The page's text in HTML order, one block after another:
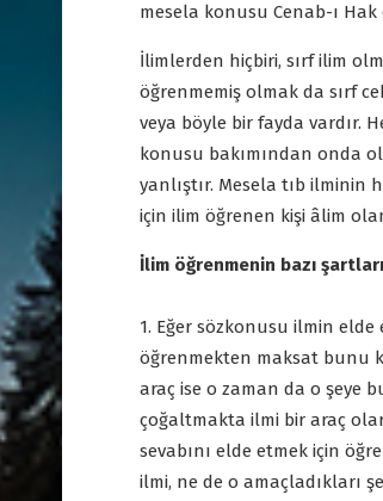
mesela konusu Cenab-ı
İlimlerden hiçbiri, sırf ilim
öğrenmemiş olmak da sırf
veya böyle bir fayda vardır.
konusu bakımından onda
yanlıştır. Mesela tıb ilminin
için ilim öğrenen kişi âlim
İlim öğrenmenin bazı
1. Eğer sözkonusu ilmin
öğrenmekten maksat bunu
araç ise o zaman da o şeye
çoğaltmakta ilmi bir araç
sevabını elde etmek için
ilmi, ne de o amaçladıkları